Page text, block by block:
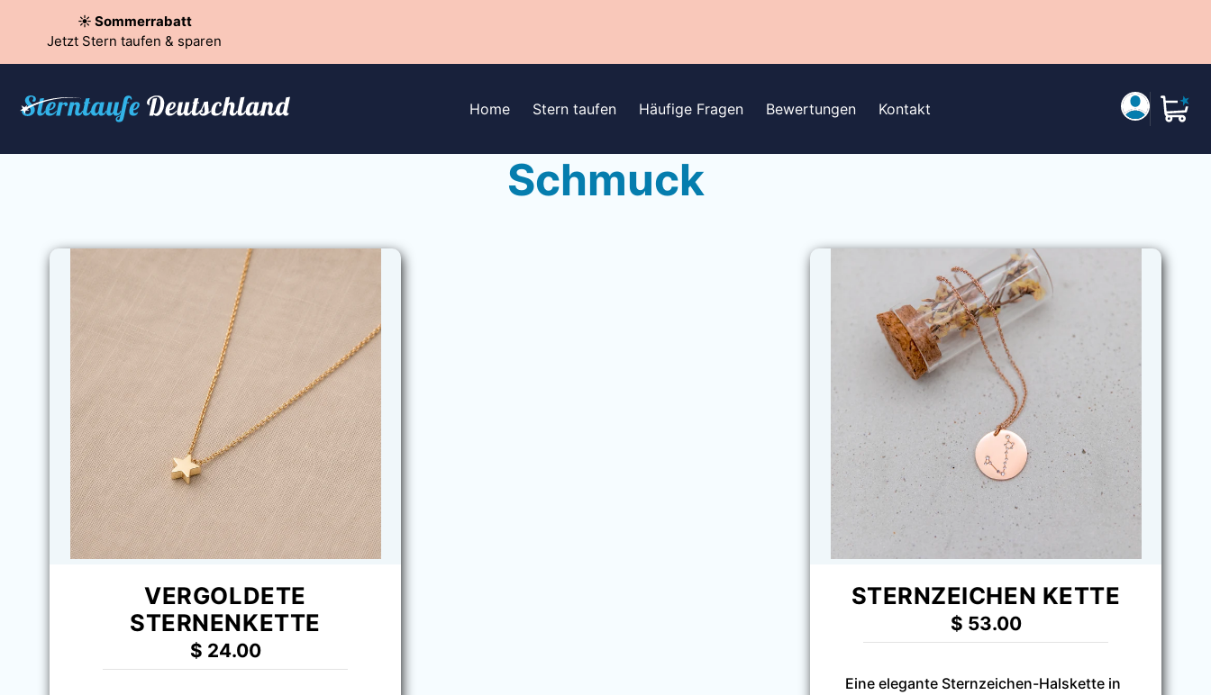
☀️ Sommerrabatt
Jetzt Stern taufen & sparen
Home Stern taufen Häufige Fragen Bewertungen Kontakt
Schmuck
VERGOLDETE
STERNENKETTE
$ 24.00
STERNZEICHEN KETTE
$ 53.00
Eine elegante Sternzeichen-Halskette in